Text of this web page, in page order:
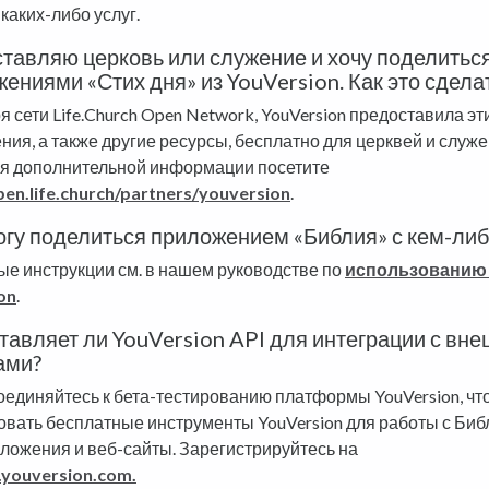
либо услуг.
церковь или служение и хочу
«Стих дня» из YouVersion. Как это
сети Life.Church Open Network, YouVersion предоставила
а также другие ресурсы, бесплатно для церквей и
дополнительной информации посетите
partners/youversion.
поделиться приложением «Библия» с кем-
инструкции см. в нашем руководстве по использованию
.
ли YouVersion API для интеграции с
к бета-тестированию платформы YouVersion,
бесплатные инструменты YouVersion для работы с
и веб-сайты. Зарегистрируйтесь на